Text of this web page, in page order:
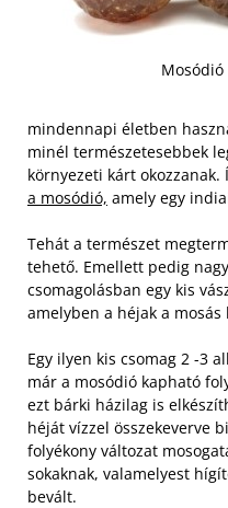
Mosódió
mindennapi életben
minél természetesebbek
környezeti kárt okozzanak.
a mosódió, amely egy
Tehát a természet
tehető. Emellett pedig
csomagolásban egy kis
amelyben a héjak a
Egy ilyen kis csomag 2 -3
már a mosódió kapható
ezt bárki házilag is
héját vízzel összekeverve
folyékony változat
sokaknak, valamelyest
bevált.